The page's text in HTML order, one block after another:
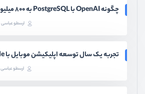
چگونه OpenAI با PostgreSQL به ۸۰۰ میلیون کاربر رسید؟
ارسطو عباسی
تجربه یک سال توسعه اپلیکیشن موبایل با GoMobile
ارسطو عباسی